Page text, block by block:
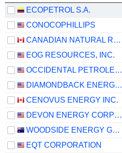
ECOPETROL S.A.
CONOCOPHILLIPS
CANADIAN NATURAL RESOURCES LIMITED
EOG RESOURCES, INC.
OCCIDENTAL PETROLEUM CORPORATION
DIAMONDBACK ENERGY, INC.
CENOVUS ENERGY INC.
DEVON ENERGY CORPORATION
WOODSIDE ENERGY GROUP LTD
EQT CORPORATION